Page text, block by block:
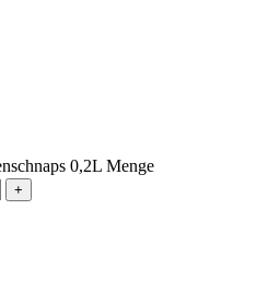
0,2L Menge